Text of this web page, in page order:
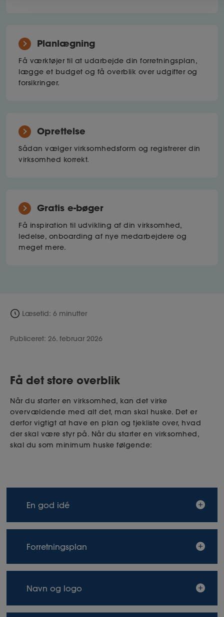
Dokumenter.dk
Planlægning
Få værktøjer til at udarbejde din forretningsplan,
lægge et budget og få overblik over udgifter og
forsikringer.
Oprettelse
Sådan vælger virksomhedsform og registrerer din
virksomhed korrekt.
Gratis e-bøger
Få inspiration til udvikling af din virksomhed,
ledelse, onboarding af nye medarbejdere og
meget mere.
Læsetid: 6 minutter
Publiceret: 26. februar 2026
Få det store overblik
Når du starter en virksomhed, kan det virke
overvældende med alt det, man skal huske. Det er
derfor vigtigt at have en plan og tjekliste over, hvad
der skal være styr på. Når du starter en virksomhed,
skal du som minimum huske følgende:
En god idé
Før du helliger dit liv som selvstændig med egen
virksomhed, bør du afprøve ideen til din
virksomhed på familie og venner. På den måde
være med til at indikere, om virksomheden har
Forretningsplan
virksomheden og en plan for, hvordan du vil drive
og udvikle den. Når man går med drømmen om
Navn og logo